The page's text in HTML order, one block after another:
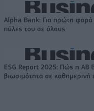
Alpha Bank: Για πρώτη φορά
πύλες του σε όλους
ESG Report 2025: Πώς η ΑΒ
βιωσιμότητα σε καθημερινή